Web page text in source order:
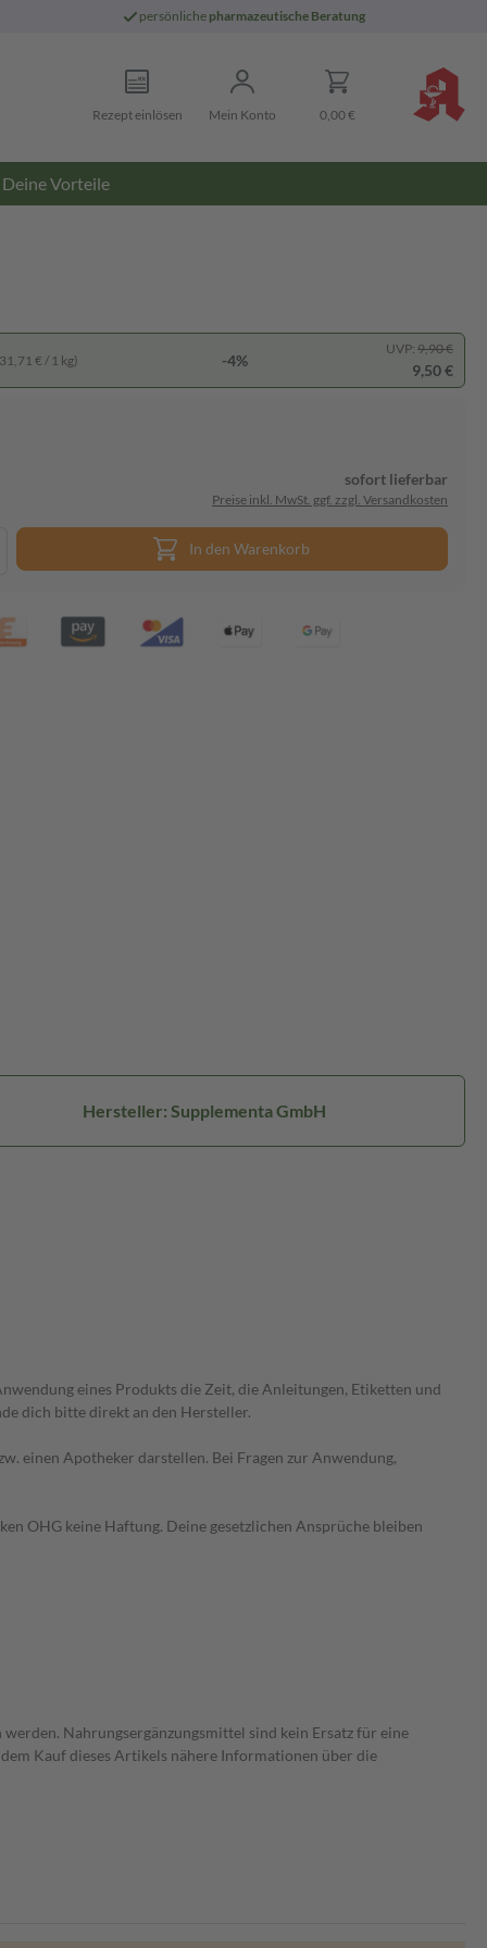
persönliche pharmazeutische Beratung
Rezept einlösen Mein Konto 0,00 €
Deine Vorteile
€ / 1 kg) -4%
UVP: 9,90 €
9,50 €
sofort lieferbar
Preise inkl. MwSt. ggf. zzgl. Versandkosten
In den Warenkorb
Hersteller: Supplementa GmbH
eines Produkts die Zeit, die Anleitungen, Etiketten und
dich bitte direkt an den Hersteller.
einen Apotheker darstellen. Bei Fragen zur Anwendung,
OHG keine Haftung. Deine gesetzlichen Ansprüche bleiben
Nahrungsergänzungsmittel sind kein Ersatz für eine
Kauf dieses Artikels nähere Informationen über die